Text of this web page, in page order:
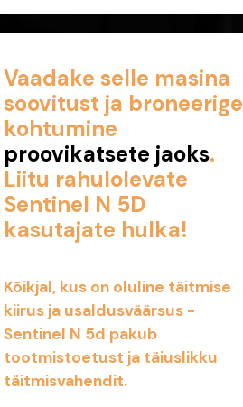
Vaadake selle masina
soovitust ja broneerige
kohtumine
proovikatsete jaoks.
Liitu rahulolevate
Sentinel N 5D
kasutajate hulka!
Kõikjal, kus on oluline täitmise
kiirus ja usaldusväärsus -
Sentinel N 5d pakub
tootmistoetust ja täiuslikku
täitmisvahendit.